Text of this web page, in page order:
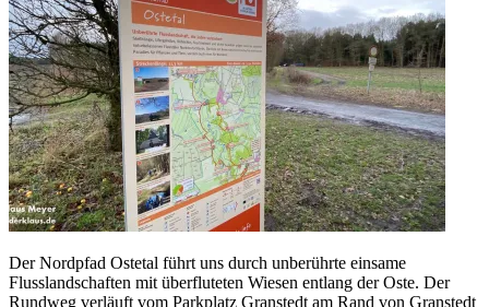
Der Nordpfad Ostetal führt uns durch unberührte einsame
Flusslandschaften mit überfluteten Wiesen entlang der Oste. Der
Rundweg verläuft vom Parkplatz Granstedt am Rand von Granstedt